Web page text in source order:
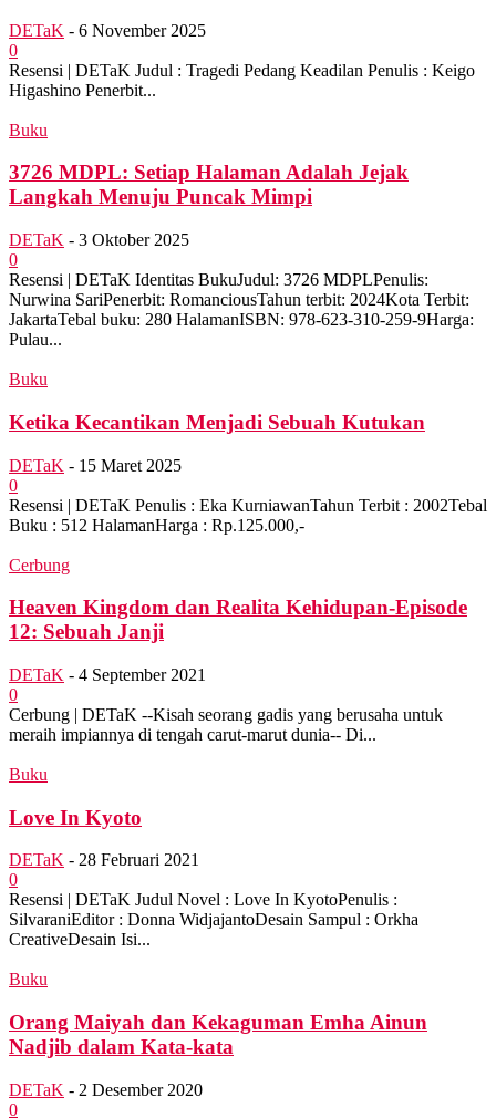
DETaK - 6 November 2025
0
Resensi | DETaK Judul : Tragedi Pedang Keadilan Penulis : Keigo
Higashino Penerbit...
Buku
3726 MDPL: Setiap Halaman Adalah Jejak
Langkah Menuju Puncak Mimpi
DETaK - 3 Oktober 2025
0
Resensi | DETaK Identitas BukuJudul: 3726 MDPLPenulis:
Nurwina SariPenerbit: RomanciousTahun terbit: 2024Kota Terbit:
JakartaTebal buku: 280 HalamanISBN: 978-623-310-259-9Harga:
Pulau...
Buku
Ketika Kecantikan Menjadi Sebuah Kutukan
DETaK - 15 Maret 2025
0
Resensi | DETaK Penulis : Eka KurniawanTahun Terbit : 2002Tebal
Buku : 512 HalamanHarga : Rp.125.000,-
Cerbung
Heaven Kingdom dan Realita Kehidupan-Episode
12: Sebuah Janji
DETaK - 4 September 2021
0
Cerbung | DETaK --Kisah seorang gadis yang berusaha untuk
meraih impiannya di tengah carut-marut dunia-- Di...
Buku
Love In Kyoto
DETaK - 28 Februari 2021
0
Resensi | DETaK Judul Novel : Love In KyotoPenulis :
SilvaraniEditor : Donna WidjajantoDesain Sampul : Orkha
CreativeDesain Isi...
Buku
Orang Maiyah dan Kekaguman Emha Ainun
Nadjib dalam Kata-kata
DETaK - 2 Desember 2020
0